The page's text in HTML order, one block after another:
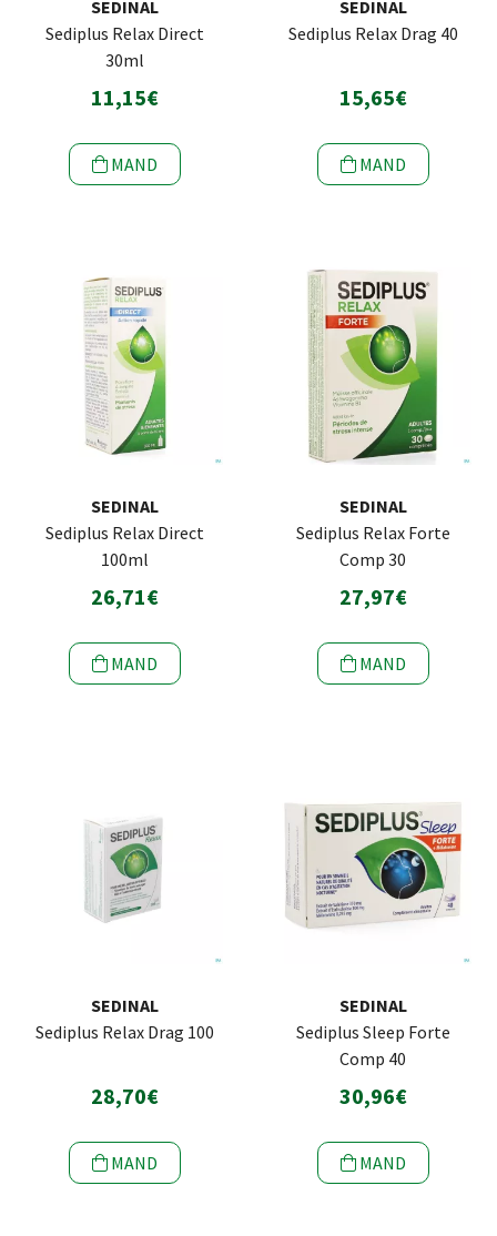
SEDINAL
Sediplus Relax Direct
30ml
11,15€
MAND
SEDINAL
Sediplus Relax Drag 40
15,65€
MAND
SEDINAL
Sediplus Relax Direct
100ml
26,71€
MAND
SEDINAL
Sediplus Relax Forte
Comp 30
27,97€
MAND
SEDINAL
Sediplus Relax Drag 100
28,70€
MAND
SEDINAL
Sediplus Sleep Forte
Comp 40
30,96€
MAND